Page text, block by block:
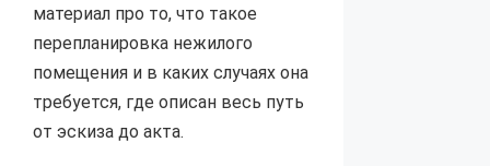
материал про то, что такое
перепланировка нежилого
помещения и в каких случаях она
требуется, где описан весь путь
от эскиза до акта.